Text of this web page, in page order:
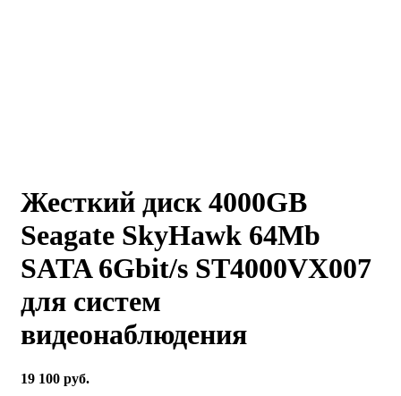
Жесткий диск 4000GB
Seagate SkyHawk 64Mb
SATA 6Gbit/s ST4000VX007
для систем
видеонаблюдения
19 100 руб.